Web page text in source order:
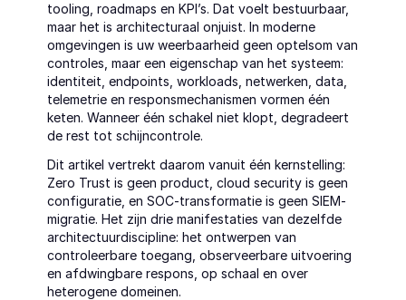
tooling, roadmaps en KPI’s. Dat voelt bestuurbaar,
maar het is architecturaal onjuist. In moderne
omgevingen is uw weerbaarheid geen optelsom van
controles, maar een eigenschap van het systeem:
identiteit, endpoints, workloads, netwerken, data,
telemetrie en responsmechanismen vormen één
keten. Wanneer één schakel niet klopt, degradeert
de rest tot schijncontrole.
Dit artikel vertrekt daarom vanuit één kernstelling:
Zero Trust is geen product, cloud security is geen
configuratie, en SOC-transformatie is geen SIEM-
migratie. Het zijn drie manifestaties van dezelfde
architectuurdiscipline: het ontwerpen van
controleerbare toegang, observeerbare uitvoering
en afdwingbare respons, op schaal en over
heterogene domeinen.